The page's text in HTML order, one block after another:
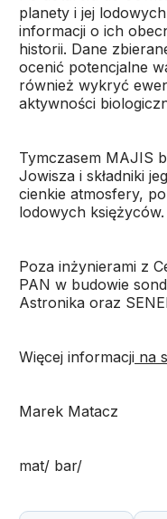
planety i jej
informacji o ich
historii. Dane
ocenić potencjalne
również wykryć
aktywności
Tymczasem MAJIS
Jowisza i składniki
cienkie atmosfery,
lodowych księżyców.
Poza inżynierami z
PAN w budowie
Astronika oraz
Więcej informacji na
Marek Matacz
mat/ bar/